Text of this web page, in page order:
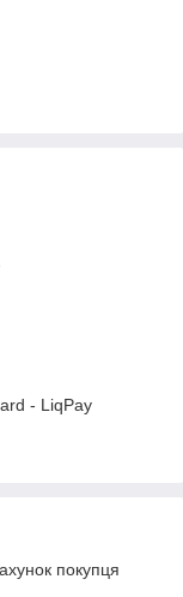
- LiqPay
покупця